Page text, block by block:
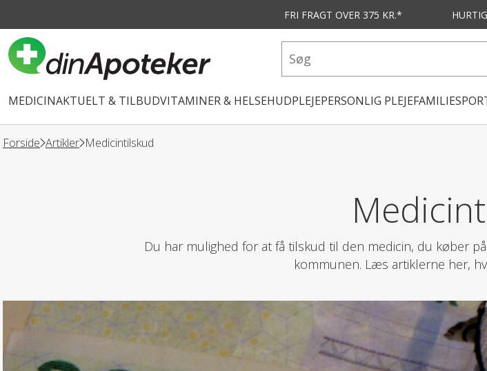
FRI FRAGT OVER 375 KR.*
MEDICINAKTUELT & TILBUDVITAMINER & HELSEHUDPLEJEPERSONLIG PLEJEFAMILIE
Forside Artikler Medicintilskud
Du har mulighed for at få tilskud til den medicin, du køber
kommunen. Læs artiklerne her,